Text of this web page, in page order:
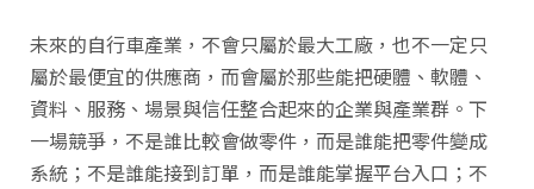
未來的自行車產業，不會只屬於最大工廠，也不一定只
屬於最便宜的供應商，而會屬於那些能把硬體、軟體、
資料、服務、場景與信任整合起來的企業與產業群。下
一場競爭，不是誰比較會做零件，而是誰能把零件變成
系統；不是誰能接到訂單，而是誰能掌握平台入口；不